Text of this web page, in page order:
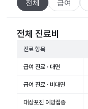
전체 급여
전체 진료비
진료 항목
급여 진료 · 대면
급여 진료 · 비대면
대상포진 예방접종